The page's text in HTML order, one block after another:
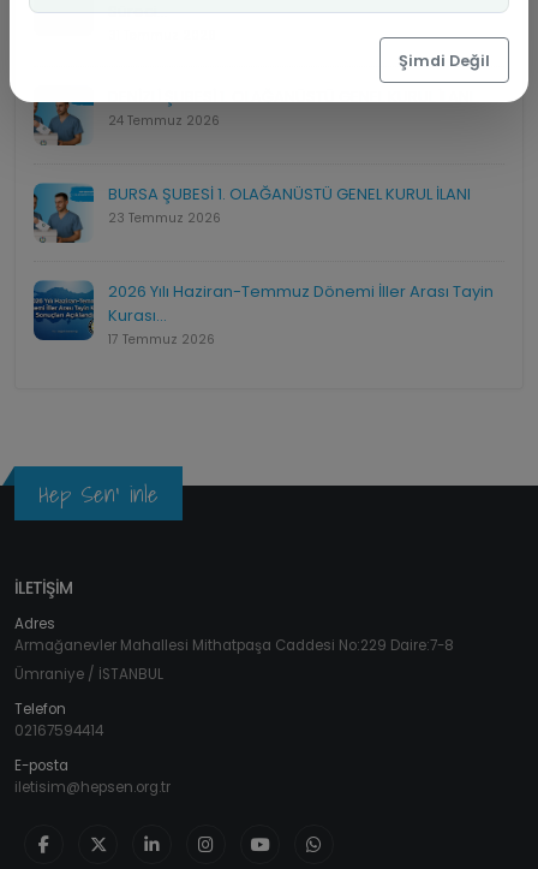
Süreci...
DENİZLİ ŞUBESİ 1. OLAĞANÜSTÜ GENEL KURUL İLANI
24 Temmuz 2026
BURSA ŞUBESİ 1. OLAĞANÜSTÜ GENEL KURUL İLANI
23 Temmuz 2026
2026 Yılı Haziran-Temmuz Dönemi İller Arası Tayin
Kurası...
17 Temmuz 2026
Şimdi Değil
Hep Sen' inle
İLETİŞİM
Adres
Armağanevler Mahallesi Mithatpaşa Caddesi No:229 Daire:7-8
Ümraniye / İSTANBUL
Telefon
02167594414
E-posta
iletisim@hepsen.org.tr